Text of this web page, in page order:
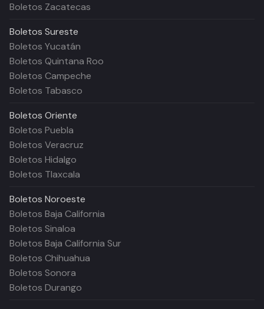
Boletos Zacatecas
Boletos Sureste
Boletos Yucatán
Boletos Quintana Roo
Boletos Campeche
Boletos Tabasco
Boletos Oriente
Boletos Puebla
Boletos Veracruz
Boletos Hidalgo
Boletos Tlaxcala
Boletos Noroeste
Boletos Baja California
Boletos Sinaloa
Boletos Baja California Sur
Boletos Chihuahua
Boletos Sonora
Boletos Durango